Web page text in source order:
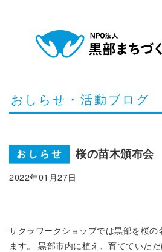
おしらせ・活動ブログ
桜の苗木頒布会
2022年01月27日
サクラワークショップでは黒部を桜
ます。 黒部市内に植え、育てていた